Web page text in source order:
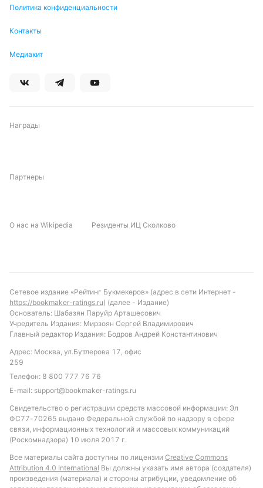
Политика конфиденциальности
Контакты
Медиакит
Награды
Партнеры
О нас на Wikipedia Резиденты ИЦ Сколково
Сетевое издание «Рейтинг Букмекеров» (адрес в сети Интернет -
https://bookmaker-ratings.ru) (далее - Издание)
Основатель: Шабазян Паруйр Арташесович
Учредитель Издания: Мирзоян Сергей Владимирович
Главный редактор Издания: Бодров Андрей Константинович
Адрес: Москва, ул.Бутлерова 17, офис
259
Телефон: 8 800 777 76 76
E-mail: support@bookmaker-ratings.ru
Свидетельство о регистрации средств массовой информации: Эл
ФС77-70265 выдано Федеральной службой по надзору в сфере
связи, информационных технологий и массовых коммуникаций
(Роскомнадзора) 10 июля 2017 г.
Все материалы сайта доступны по лицензии Creative Commons
Attribution 4.0 International Вы должны указать имя автора (создателя)
произведения (материала) и стороны атрибуции, уведомление об